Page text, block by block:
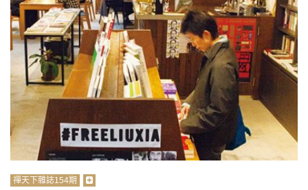
禪天下雜誌154期